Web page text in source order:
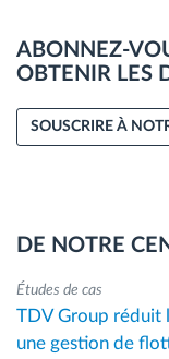
ABONNEZ-
OBTENIR LES
SOUSCRIRE À
DE NOTRE
Études de cas
TDV Group réduit
une gestion de